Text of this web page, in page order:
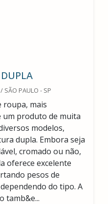
SÃO PAULO - SP
roupa, mais
um produto de muita
modelos,
dupla. Embora seja
cromado ou não,
oferece excelente
pesos de
do tipo. A
tamb&e...